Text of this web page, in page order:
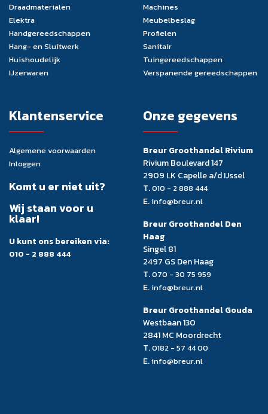
Draadmaterialen
Elektra
Handgereedschappen
Hang- en Sluitwerk
Huishoudelijk
IJzerwaren
Machines
Meubelbeslag
Profielen
Sanitair
Tuingereedschappen
Verspanende gereedschappen
Klantenservice
Algemene voorwaarden
Inloggen
Komt u er niet uit?
Wij staan voor u
klaar!
U kunt ons bereiken via:
010 - 2 888 444
Onze gegevens
Breur Groothandel Rivium
Rivium Boulevard 147
2909 LK Capelle a/d IJssel
T.010 - 2 888 444
E. info@breur.nl
Breur Groothandel Den
Haag
Singel 81
2497 GS Den Haag
T.070 - 30 75 959
E. info@breur.nl
Breur Groothandel Gouda
Westbaan 130
2841 MC Moordrecht
T.0182 - 57 44 00
E. info@breur.nl